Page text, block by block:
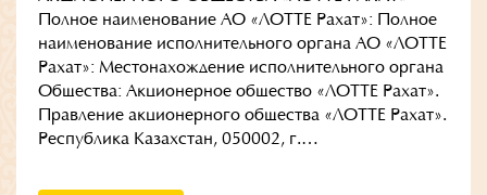
Полное наименование АО «ЛОТТЕ Рахат»: Полное
наименование исполнительного органа АО «ЛОТТЕ
Рахат»: Местонахождение исполнительного органа
Общества: Акционерное общество «ЛОТТЕ Рахат».
Правление акционерного общества «ЛОТТЕ Рахат».
Республика Казахстан, 050002, г.…